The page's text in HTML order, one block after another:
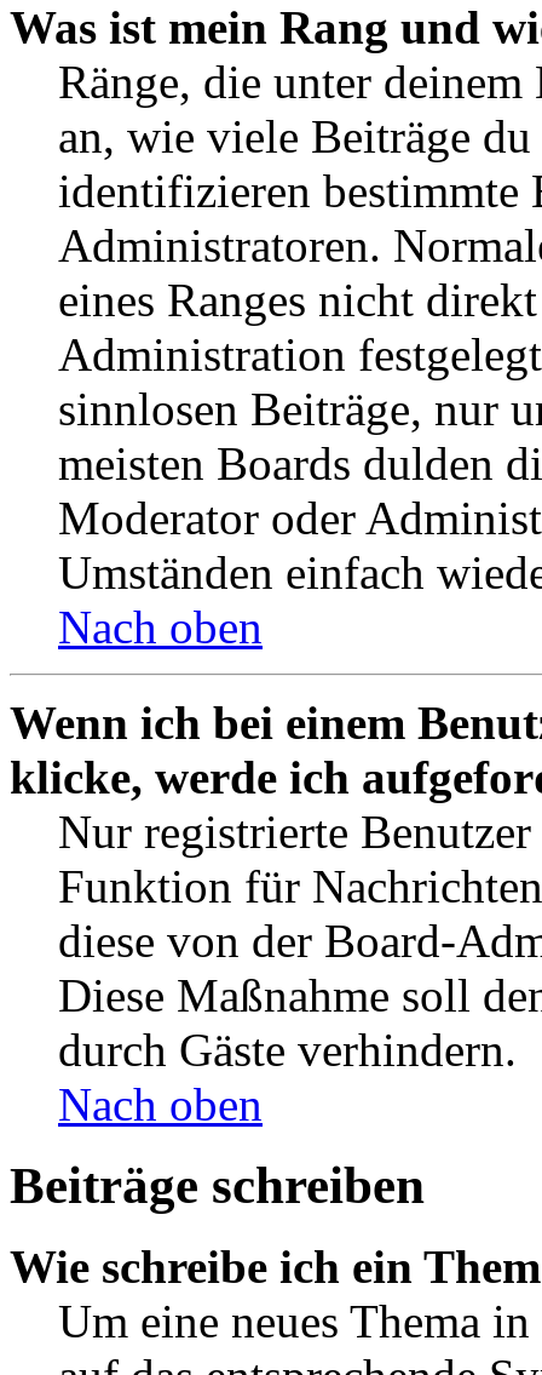
Was ist mein Rang und
Ränge, die unter deinem
an, wie viele Beiträge
identifizieren bestimmte
Administratoren.
eines Ranges nicht
Administration
sinnlosen Beiträge, nur
meisten Boards dulden
Moderator oder
Umständen einfach
Nach oben
Wenn ich bei einem
klicke, werde ich
Nur registrierte
Funktion für
diese von der Board-
Diese Maßnahme soll
durch Gäste verhindern.
Nach oben
Beiträge schreiben
Wie schreibe ich ein
Um eine neues Thema